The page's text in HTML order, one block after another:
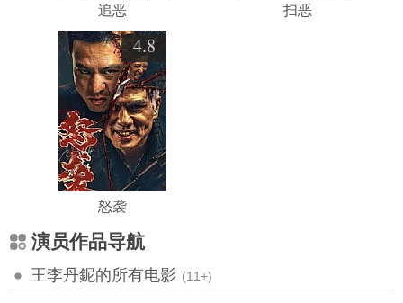
追恶 扫恶
4.8
怒袭
演员作品导航
王李丹鈮的所有电影 (11+)